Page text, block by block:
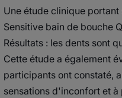
Une étude clinique portant
Sensitive bain de bouche
Résultats : les dents sont
Cette étude a également
participants ont constaté,
sensations d'inconfort et